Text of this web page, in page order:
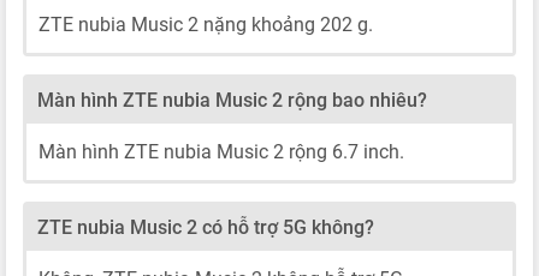
ZTE nubia Music 2 nặng khoảng 202 g.
Màn hình ZTE nubia Music 2 rộng bao nhiêu?
Màn hình ZTE nubia Music 2 rộng 6.7 inch.
ZTE nubia Music 2 có hỗ trợ 5G không?